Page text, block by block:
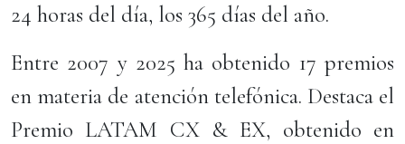
24 horas del día, los 365 días del año.
Entre 2007 y 2025 ha obtenido 17 premios
en materia de atención telefónica. Destaca el
Premio LATAM CX & EX, obtenido en